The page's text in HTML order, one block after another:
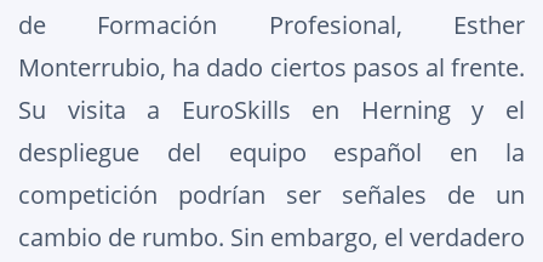
de Formación Profesional, Esther
Monterrubio, ha dado ciertos pasos al frente.
Su visita a EuroSkills en Herning y el
despliegue del equipo español en la
competición podrían ser señales de un
cambio de rumbo. Sin embargo, el verdadero